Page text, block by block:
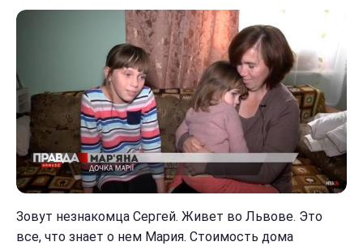
Зовут незнакомца Сергей. Живет во Львове. Это
все, что знает о нем Мария. Стоимость дома